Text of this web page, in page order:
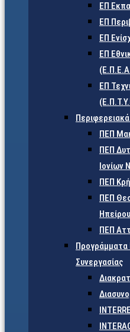
ΕΠ
ΕΠ
ΕΠ
ΕΠ
ΕΠ
ΠΕΠ
ΠΕΠ
Ιονίων
ΠΕΠ
ΠΕΠ
Ηπείρου
ΠΕΠ
Προγράμματα
Συνεργασίας